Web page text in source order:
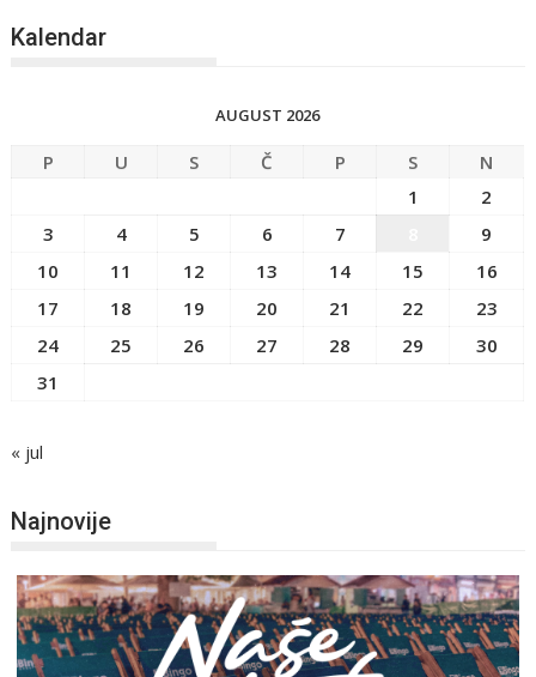
Kalendar
AUGUST 2026
P U S Č P S
N
1
2
3
4 5 6 7
9
10
11 12 13 14 15
16
17
18 19 20 21 22
23
24
25 26 27 28 29
30
31
« jul
Najnovije